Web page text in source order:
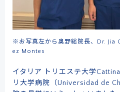
※お写真左から奥野総院長、Dr. Jia
ez Montes
イタリア トリエステ大学
リ大学病院（Universidad de